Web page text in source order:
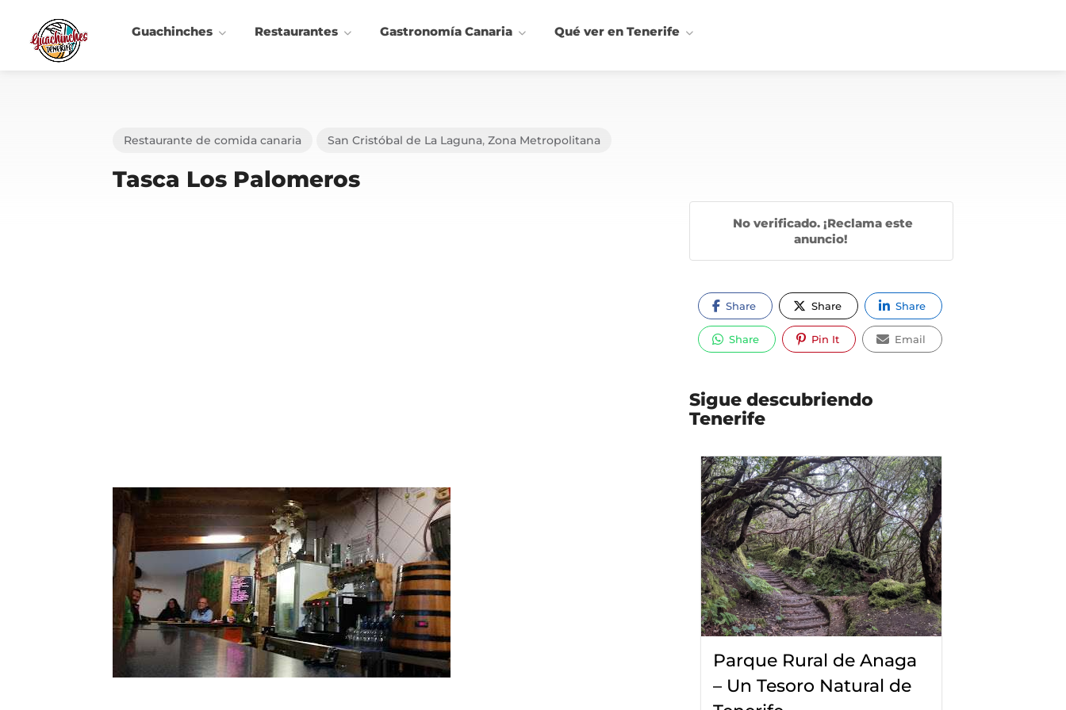
Guachinches Restaurantes Gastronomía Canaria Qué ver en Tenerife
Restaurante de comida canaria San Cristóbal de La Laguna, Zona Metropolitana
Tasca Los Palomeros
No verificado. ¡Reclama este
anuncio!
Share Share Share
Share Pin It Email
Sigue descubriendo
Tenerife
Parque Rural de Anaga
– Un Tesoro Natural de